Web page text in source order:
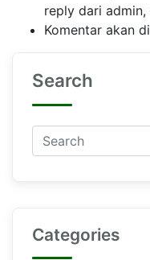
reply dari
Komentar akan
Search
Categories